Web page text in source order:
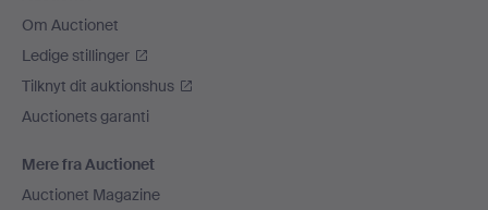
Om Auctionet
Ledige stillinger
Tilknyt dit auktionshus
Auctionets garanti
Mere fra Auctionet
Auctionet Magazine